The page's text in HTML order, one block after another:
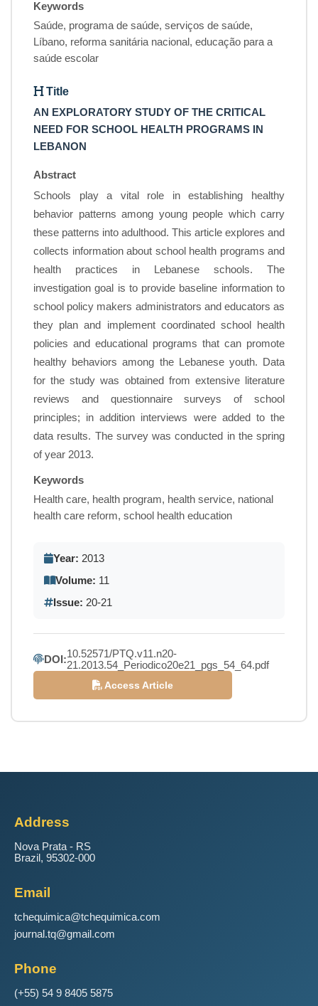
Keywords
Saúde, programa de saúde, serviços de saúde,
Líbano, reforma sanitária nacional, educação para a
saúde escolar
Title
AN EXPLORATORY STUDY OF THE CRITICAL
NEED FOR SCHOOL HEALTH PROGRAMS IN
LEBANON
Abstract
Schools play a vital role in establishing healthy
behavior patterns among young people which carry
these patterns into adulthood. This article explores and
collects information about school health programs and
health practices in Lebanese schools. The
investigation goal is to provide baseline information to
school policy makers administrators and educators as
they plan and implement coordinated school health
policies and educational programs that can promote
healthy behaviors among the Lebanese youth. Data
for the study was obtained from extensive literature
reviews and questionnaire surveys of school
principles; in addition interviews were added to the
data results. The survey was conducted in the spring
of year 2013.
Keywords
Health care, health program, health service, national
health care reform, school health education
Year: 2013
Volume: 11
Issue: 20-21
DOI:10.52571/PTQ.v11.n20-
21.2013.54_Periodico20e21_pgs_54_64.pdf
Access Article
Address
Nova Prata - RS
Brazil, 95302-000
Email
tchequimica@tchequimica.com
journal.tq@gmail.com
Phone
(+55) 54 9 8405 5875